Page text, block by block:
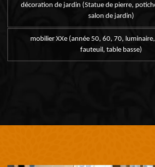
décoration de jardin (Statue de pierre,
salon de jardin)
mobilier XXe (année 50, 60, 70,
fauteuil, table basse)